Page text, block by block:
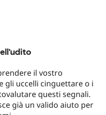
il vostro
gli uccelli cinguettare o i
questi segnali.
già un valido aiuto per